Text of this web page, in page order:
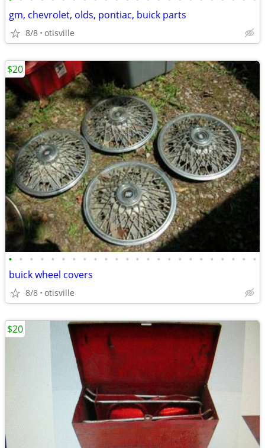
gm, chevrolet, olds, pontiac, buick parts
8/8 otisville
• • • • • • • • • • • • • • • • • • • • • • • •
buick wheel covers
8/8 otisville
$20
$20